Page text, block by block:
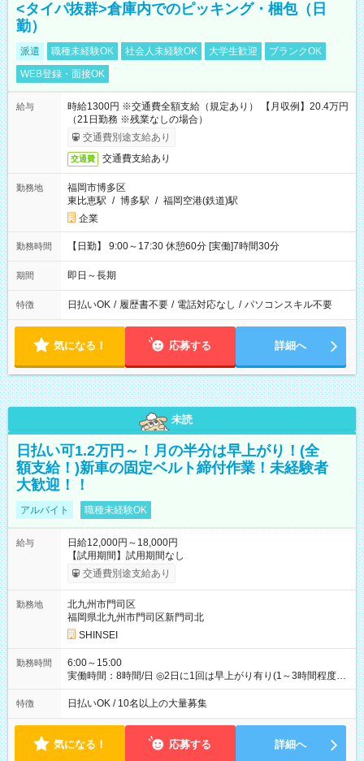
<タイパ抜群>倉庫内でのピッキング・梱包（日
勤）
派遣 職種未経験OK 社会人未経験OK 大学生歓迎
ブランクOK
WEB登録・面接OK
給与
時給1300円 ※交通費全額支給（規定あり） 【月収例】20.4万円
（21日勤務 ※残業なしの場合）
交通費別途支給あり
交通費 交通費支給あり
勤務地
福岡市博多区
東比恵駅 / 博多駅 / 福岡空港(鉄道)駅
企業
勤務時間 【日勤】 9:00～17:30 休憩60分 [実働]7時間30分
期間 即日～長期
特徴 日払いOK / 履歴書不要 / 電話対応なし / パソコンスキル不要
気になる！ 応募する 詳細へ
未読
日払い可1.2万円～！月の半分は早上がり！(全
額支給！)新車の固定ベルト締付作業！未経験者
大歓迎！！
アルバイト 職種未経験OK
給与
日給12,000円～18,000円
【試用期間】試用期間なし
交通費別途支給あり
勤務地
北九州市門司区
福岡県北九州市門司区新門司北
SHINSEI
勤務時間
6:00～15:00
実働時間：8時間/日 ◎2日に1回は早上がり有り(1～3時間程度)
◎月残業5～10時間程度
特徴 日払いOK / 10名以上の大量募集
気になる！ 応募する 詳細へ